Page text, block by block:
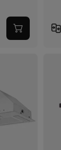
Adicionar
ao